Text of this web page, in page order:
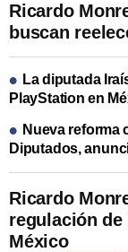
Ricardo
regulación
México
Ricardo
buscan
La diputada
PlayStation en
Nueva reforma
Diputados,